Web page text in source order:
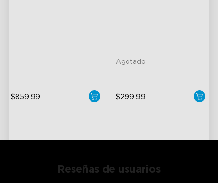
$859.99
Agotado
$299.99
Reseñas de usuarios